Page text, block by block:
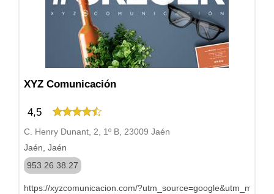
XYZ Comunicación
4,5
C. Henry Dunant, 2, 1º B, 23009 Jaén
Jaén, Jaén
953 26 38 27
https://xyzcomunicacion.com/